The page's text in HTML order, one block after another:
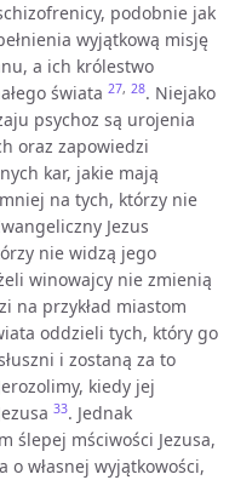
podobnie jak
wyjątkową misję
a ich królestwo
świata 27, 28. Niejako
psychoz są urojenia
oraz zapowiedzi
kar, jakie mają
na tych, którzy nie
Jezus
nie widzą jego
winowajcy nie zmienią
na przykład miastom
oddzieli tych, który go
i zostaną za to
kiedy jej
33. Jednak
ślepej mściwości Jezusa,
własnej wyjątkowości,